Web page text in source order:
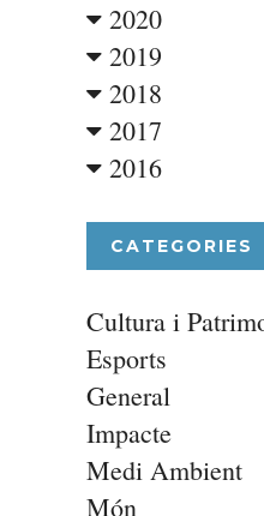
2020
2019
2018
2017
2016
CATEGORIES
Cultura i
Esports
General
Impacte
Medi Ambient
Món